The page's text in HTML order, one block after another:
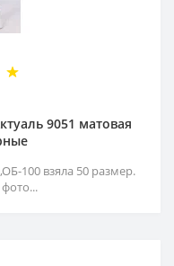
9051 матовая
100 взяла 50 размер.